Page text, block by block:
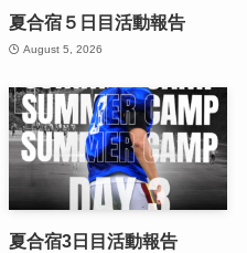
夏合宿５日目活動報告
August 5, 2026
夏合宿3日目活動報告